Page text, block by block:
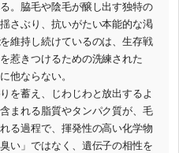
。脇毛や陰毛が醸し出す独特の
さぶり、抗いがたい本能的な渇
維持し続けているのは、生存戦
惹きつけるための洗練された
他ならない。
を蓄え、じわじわと放出するよ
まれる脂質やタンパク質が、毛
る過程で、揮発性の高い化学物
い」ではなく、遺伝子の相性を